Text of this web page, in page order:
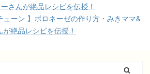
さんが絶品レシピを伝授！
ューン 】ボロネーゼの作り方・みきママ&
が絶品レシピを伝授！